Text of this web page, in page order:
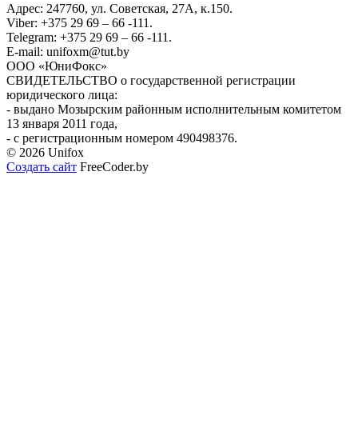
Адрес: 247760, ул. Советская, 27А, к.150.
Viber: +375 29 69 – 66 -111.
Telegram: +375 29 69 – 66 -111.
E-mail: unifoxm@tut.by
ООО «ЮниФокс»
СВИДЕТЕЛЬСТВО о государственной регистрации
юридического лица:
- выдано Мозырским районным исполнительным комитетом
13 января 2011 года,
- с регистрационным номером 490498376.
© 2026 Unifox
Создать сайт FreeCoder.by